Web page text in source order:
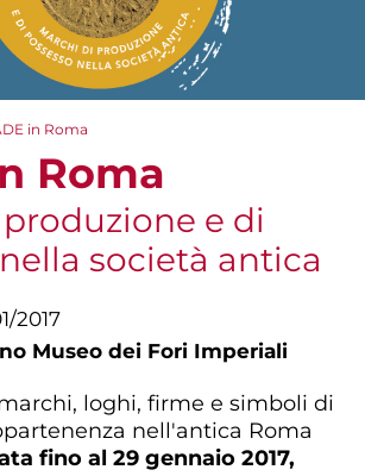
in Roma
Roma
e di
società antica
2017
Museo dei Fori Imperiali
loghi, firme e simboli di
nell'antica Roma
fino al 29 gennaio 2017,